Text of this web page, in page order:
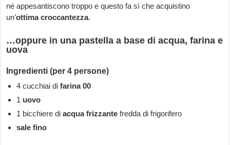
né appesantiscono troppo e questo fa sì che acquistino
un’ottima croccantezza.
…oppure in una pastella a base di acqua, farina e
uova
Ingredienti (per 4 persone)
4 cucchiai difarina 00
1 uovo
1 bicchiere diacqua frizzante fredda di frigorifero
sale fino